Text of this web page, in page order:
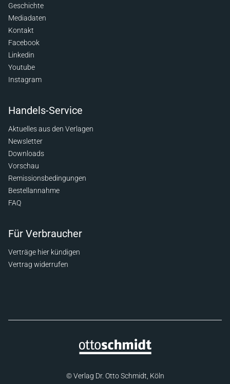
Geschichte
Mediadaten
Kontakt
Facebook
Linkedin
Youtube
Instagram
Handels-Service
Aktuelles aus den Verlagen
Newsletter
Downloads
Vorschau
Remissionsbedingungen
Bestellannahme
FAQ
Für Verbraucher
Verträge hier kündigen
Vertrag widerrufen
© Verlag Dr. Otto Schmidt, Köln